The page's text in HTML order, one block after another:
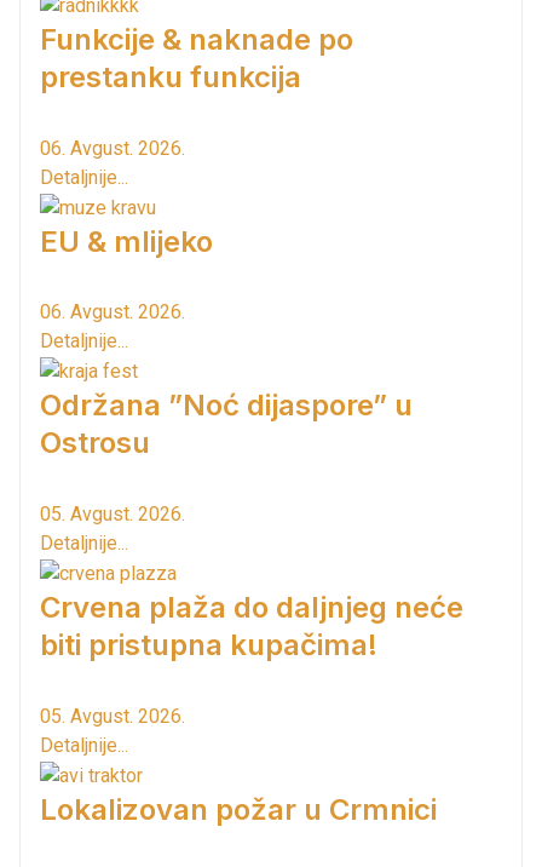
Funkcije & naknade po
prestanku funkcija
06. Avgust. 2026.
Detaljnije...
EU & mlijeko
06. Avgust. 2026.
Detaljnije...
Održana ”Noć dijaspore” u
Ostrosu
05. Avgust. 2026.
Detaljnije...
Crvena plaža do daljnjeg neće
biti pristupna kupačima!
05. Avgust. 2026.
Detaljnije...
Lokalizovan požar u Crmnici